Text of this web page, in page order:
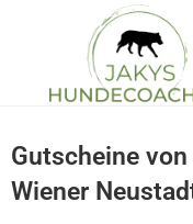
Gutscheine
Wiener